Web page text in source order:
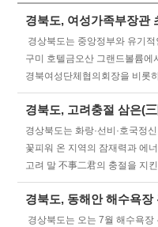
경북도, 여성가족부장관
경상북도는 중앙정부와 유기
구미 호텔금오산 그랜드볼륨
경북여성단체협의회장을 비롯
경북도, 고려충절 삼은(
경상북도는 화랑·선비·호국정
꽃피워 온 지역의 잠재력과 에
고려 말 不事二君의 충절을 지
경북도, 동해안 해수욕
경상북도는 오는 7월 해수욕장